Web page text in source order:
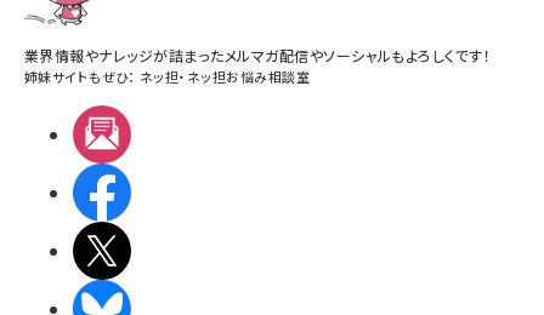
業界情報やナレッジが詰まったメルマガ配信やソーシャルもよろしくです！
姉妹サイトもぜひ： ネッ担・ ネッ担お悩み相談室